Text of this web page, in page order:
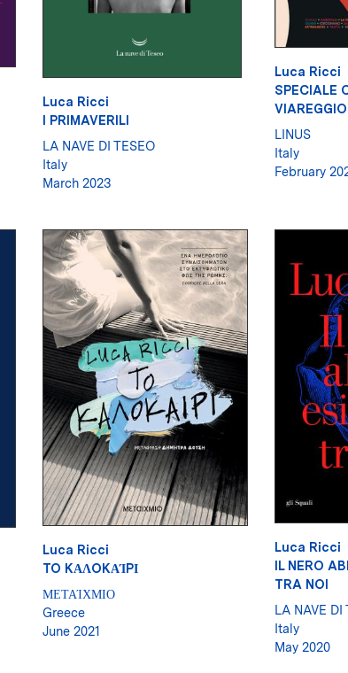
Luca Ricci
I PRIMAVERILI
LA NAVE DI TESEO
Italy
March 2023
Luca Ricci
SPECIALE
LINUS
Italy
February
Luca Ricci
TO KΑΛOKΑΊPΙ
ΜΕΤΑΊΧΜΙΟ
Greece
June 2021
Luca Ricci
IL NERO
TRA NOI
LA NAVE DI
Italy
May 2020